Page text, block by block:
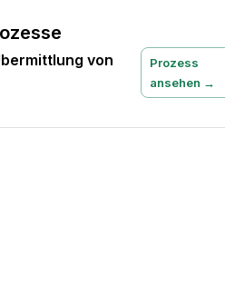
von
Prozess
ansehen →